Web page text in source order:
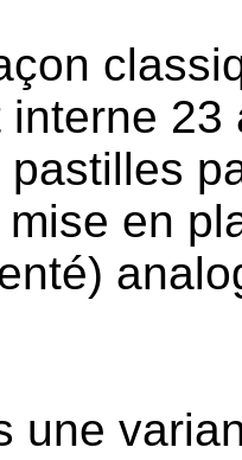
interne
en
une